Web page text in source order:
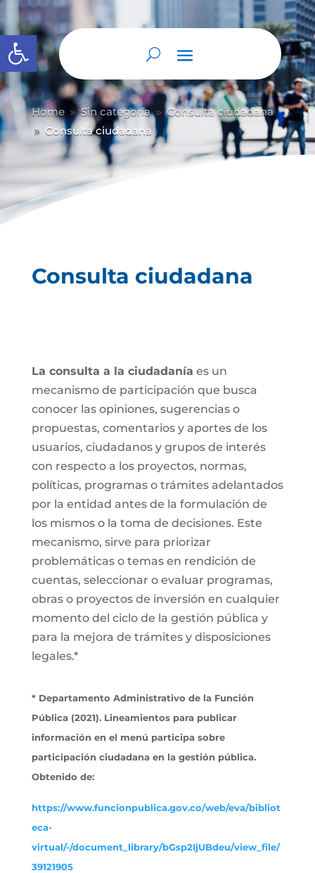
Abrir barra de herramientas
Home 9 Sin categoría 9 Consulta ciudadana
9 Consulta ciudadana
Consulta ciudadana
La consulta a la ciudadanía es un
mecanismo de participación que busca
conocer las opiniones, sugerencias o
propuestas, comentarios y aportes de los
usuarios, ciudadanos y grupos de interés
con respecto a los proyectos, normas,
políticas, programas o trámites adelantados
por la entidad antes de la formulación de
los mismos o la toma de decisiones. Este
mecanismo, sirve para priorizar
problemáticas o temas en rendición de
cuentas, seleccionar o evaluar programas,
obras o proyectos de inversión en cualquier
momento del ciclo de la gestión pública y
para la mejora de trámites y disposiciones
legales.*
* Departamento Administrativo de la Función
Pública (2021). Lineamientos para publicar
información en el menú participa sobre
participación ciudadana en la gestión pública.
Obtenido de:
https://www.funcionpublica.gov.co/web/eva/bibliot
eca-
virtual/-/document_library/bGsp2IjUBdeu/view_file/
39121905